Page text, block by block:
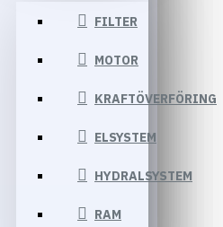
FILTER
MOTOR
KRAFTÖVERFÖRING
ELSYSTEM
HYDRALSYSTEM
RAM